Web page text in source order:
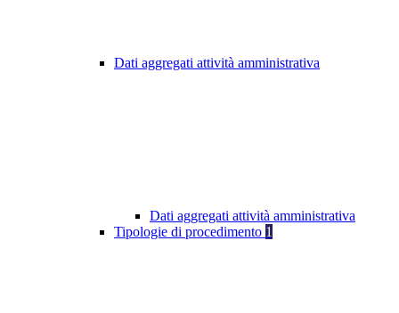
Dati aggregati attività amministrativa
Dati aggregati attività amministrativa
Tipologie di procedimento 1